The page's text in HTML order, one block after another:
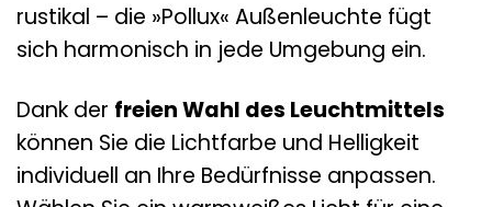
rustikal – die »Pollux« Außenleuchte fügt
sich harmonisch in jede Umgebung ein.
Dank der freien Wahl des Leuchtmittels
können Sie die Lichtfarbe und Helligkeit
individuell an Ihre Bedürfnisse anpassen.